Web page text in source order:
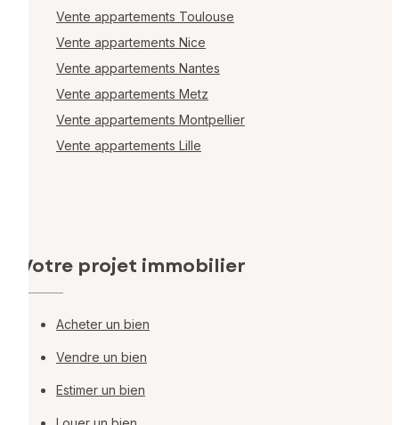
Vente appartements Toulouse
Vente appartements Nice
Vente appartements Nantes
Vente appartements Metz
Vente appartements Montpellier
Vente appartements Lille
Votre projet immobilier
Acheter un bien
Vendre un bien
Estimer un bien